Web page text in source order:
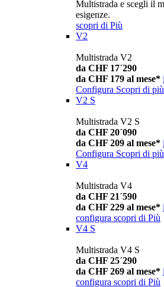
Multistrada e scegli il
esigenze.
scopri di Più
V2
Multistrada V2
da CHF 17´290
da CHF 179 al mese* i
Configura Scopri di più
V2 S
Multistrada V2 S
da CHF 20´090
da CHF 209 al mese* i
Configura Scopri di più
V4
Multistrada V4
da CHF 21´590
da CHF 229 al mese* i
configura scopri di Più
V4 S
Multistrada V4 S
da CHF 25´290
da CHF 269 al mese* i
configura scopri di Più